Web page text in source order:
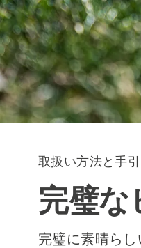
取扱い方法と手引
完璧な
完璧に素晴ら